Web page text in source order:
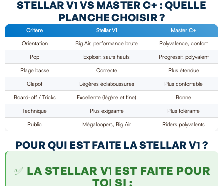
STELLAR V1 VS MASTER C+ : QUELLE
PLANCHE CHOISIR ?
Critère Stellar V1
Master C+
Orientation
Big Air, performance brute
Polyvalence, confort
Pop
Explosif, sauts hauts
Progressif, polyvalent
Plage basse
Correcte
Plus étendue
Clapot
Légères éclaboussures
Plus confortable
Board-off / Tricks
Excellente (légère et fine)
Bonne
Technique
Plus exigeante
Plus tolérante
Public
Mégaloopers, Big Air Riders polyvalents
POUR QUI EST FAITE LA STELLAR V1 ?
✅ LA STELLAR V1 EST FAITE POUR
TOI SI :